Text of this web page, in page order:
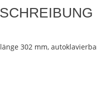
302 mm,